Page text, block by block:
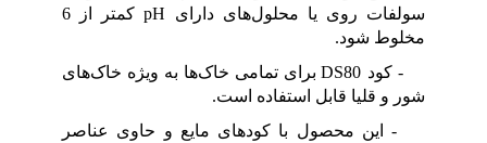
سولفات روی یا محلول‌های دارای pH کمتر از 6
مخلوط شود.
- کود DS80 برای تمامی خاک‌ها به ویژه خاک‌های
شور و قلیا قابل استفاده است.
- این محصول با کودهای مایع و حاوی عناصر